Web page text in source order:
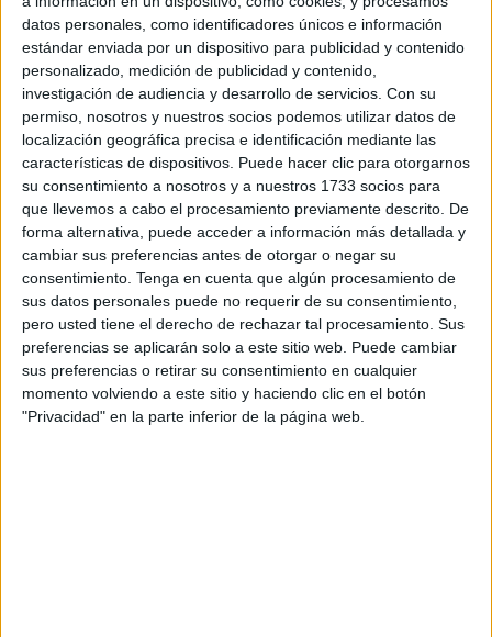
datos personales, como identificadores únicos e información
estándar enviada por un dispositivo para publicidad y contenido
personalizado, medición de publicidad y contenido,
investigación de audiencia y desarrollo de servicios. Con su
permiso, nosotros y nuestros socios podemos utilizar datos de
localización geográfica precisa e identificación mediante las
características de dispositivos. Puede hacer clic para otorgarnos
su consentimiento a nosotros y a nuestros 1733 socios para
que llevemos a cabo el procesamiento previamente descrito. De
forma alternativa, puede acceder a información más detallada y
cambiar sus preferencias antes de otorgar o negar su
consentimiento. Tenga en cuenta que algún procesamiento de
sus datos personales puede no requerir de su consentimiento,
pero usted tiene el derecho de rechazar tal procesamiento. Sus
preferencias se aplicarán solo a este sitio web. Puede cambiar
sus preferencias o retirar su consentimiento en cualquier
momento volviendo a este sitio y haciendo clic en el botón
"Privacidad" en la parte inferior de la página web.
ambientada en plenarevolución industrial de 1815,
donde lamagia, el humor y la imaginación se combinan
en un viaje imposible.
El montaje, ideado por el reconocido mago segoviano
Héctor Sansegundo, transforma unacaravana antigua
en un diminuto teatro capaz de acoger a solo20
espectadores por sesión, lo que convierte cada función
en una experiencia íntima y exclusiva.
'La Máquina' promete un espectáculotrepidante,
delirante y lleno de sorpresas, donde nada es lo que
parece y cada engranaje esconde un truco.